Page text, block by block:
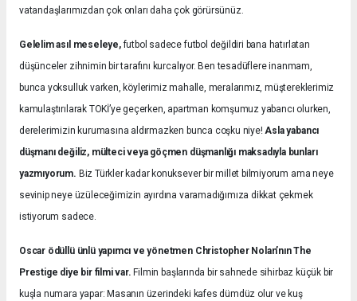
vatandaşlarımızdan çok onları daha çok görürsünüz.
Gelelim asıl meseleye,futbol sadece futbol değildiri bana hatırlatan
düşünceler zihnimin bir tarafını kurcalıyor. Ben tesadüflere inanmam,
bunca yoksulluk varken, köylerimiz mahalle, meralarımız, müştereklerimiz
kamulaştırılarak TOKİ’ye geçerken, apartman komşumuz yabancı olurken,
derelerimizin kurumasına aldırmazken bunca coşku niye!Asla yabancı
düşmanı değiliz, mülteci veya göçmen düşmanlığı maksadıyla bunları
yazmıyorum. Biz Türkler kadar konuksever bir millet bilmiyorum ama neye
sevinip neye üzüleceğimizin ayırdına varamadığımıza dikkat çekmek
istiyorum sadece.
Oscar ödüllü ünlü yapımcı ve yönetmen Christopher Nolan’nın The
Prestige diye bir filmi var. Filmin başlarında bir sahnede sihirbaz küçük bir
kuşla numara yapar: Masanın üzerindeki kafes dümdüz olur ve kuş